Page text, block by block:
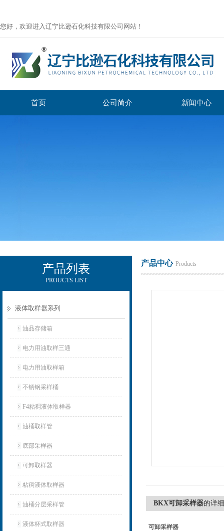
您好，欢迎进入辽宁比逊石化科技有限公司网站！
首页 公司简介 新闻中心
产品列表
PROUCTS LIST
液体取样器系列
油品存储箱
电力用油取样三通
电力用油取样箱
不锈钢采样桶
F4粘稠液体取样器
油桶取样管
底部采样器
可卸取样器
粘稠液体取样器
油桶分层采样管
液体杯式取样器
产品中心 Products
BKX可卸采样器的详
可卸采样器